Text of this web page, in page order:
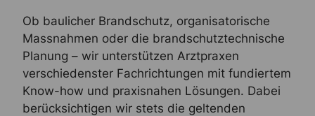
Ob baulicher Brandschutz, organisatorische
Massnahmen oder die brandschutztechnische
Planung – wir unterstützen Arztpraxen
verschiedenster Fachrichtungen mit fundiertem
Know-how und praxisnahen Lösungen. Dabei
berücksichtigen wir stets die geltenden